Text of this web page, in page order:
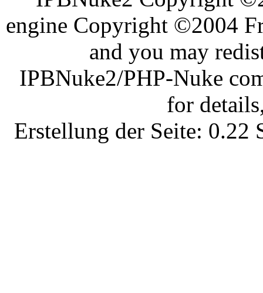
engine Copyright ©2004
and you may
IPBNuke2/PHP-Nuke
for
Erstellung der Seite: 0.22